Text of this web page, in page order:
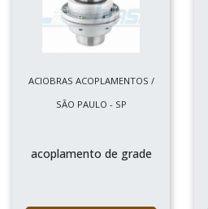
ACIOBRAS ACOPLAMENTOS /
SÃO PAULO - SP
acoplamento de grade